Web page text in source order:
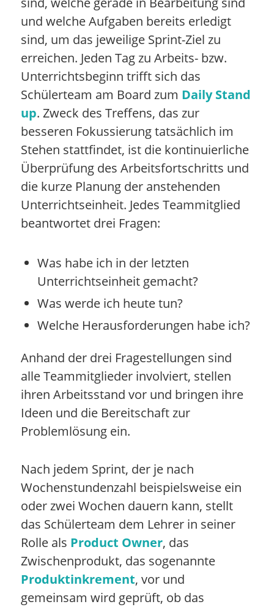
und welche Aufgaben bereits erledigt
sind, um das jeweilige Sprint-Ziel zu
erreichen. Jeden Tag zu Arbeits- bzw.
Unterrichtsbeginn trifft sich das
Schülerteam am Board zum Daily Stand
up. Zweck des Treffens, das zur
besseren Fokussierung tatsächlich im
Stehen stattfindet, ist die kontinuierliche
Überprüfung des Arbeitsfortschritts und
die kurze Planung der anstehenden
Unterrichtseinheit. Jedes Teammitglied
beantwortet drei Fragen:
Was habe ich in der letzten
Unterrichtseinheit gemacht?
Was werde ich heute tun?
Welche Herausforderungen habe ich?
Anhand der drei Fragestellungen sind
alle Teammitglieder involviert, stellen
ihren Arbeitsstand vor und bringen ihre
Ideen und die Bereitschaft zur
Problemlösung ein.
Nach jedem Sprint, der je nach
Wochenstundenzahl beispielsweise ein
oder zwei Wochen dauern kann, stellt
das Schülerteam dem Lehrer in seiner
Rolle als Product Owner, das
Zwischenprodukt, das sogenannte
Produktinkrement, vor und
gemeinsam wird geprüft, ob das